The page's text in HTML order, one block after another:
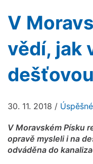
V
vědí, jak
30. 11. 2018 /
V Moravském Písku
opravě mysleli i na
odváděna do